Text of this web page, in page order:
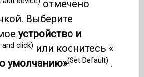
отмечено
Выберите
устройство и
and click) или коснитесь «
умолчанию»(Set Default) .